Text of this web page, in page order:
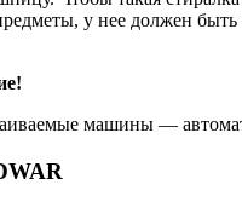
у нее должен быть
машины —